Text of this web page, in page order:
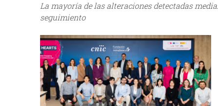
a
l
La mayoría de las alteraciones detectadas
seguimiento